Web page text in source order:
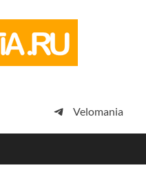
просто
Velomania